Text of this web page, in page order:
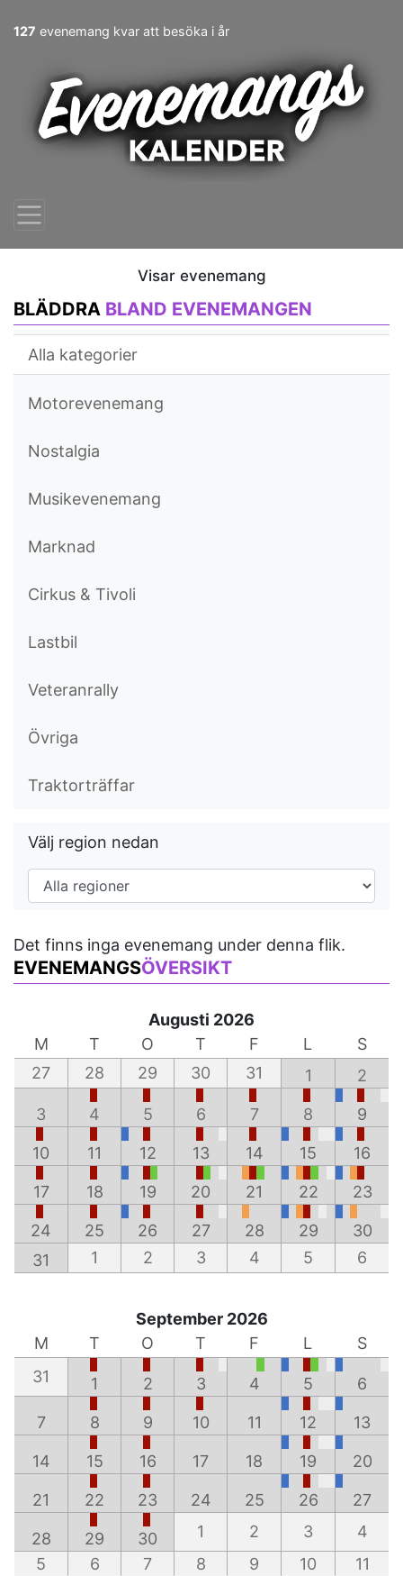
127 evenemang kvar att besöka i år
Visar evenemang
BLÄDDRA BLAND EVENEMANGEN
Alla kategorier
Motorevenemang
Nostalgia
Musikevenemang
Marknad
Cirkus & Tivoli
Lastbil
Veteranrally
Övriga
Traktorträffar
Välj region nedan
Det finns inga evenemang under denna flik.
EVENEMANGSÖVERSIKT
Augusti 2026
M
T O T F L
S
27
28 29 30 31 1 2
3 4 5 6 7 8 9
10 11 12 13 14 15 16
17 18 19 20 21 22 23
24 25 26 27 28 29
30
31
1 2 3 4 5 6
September 2026
M
T O T F L
S
31
1 2 3 4 5 6
7 8 9 10 11 12 13
14 15 16 17 18 19 20
21 22 23 24 25 26 27
28 29 30 1 2 3
4
5
6 7 8 9 10 11